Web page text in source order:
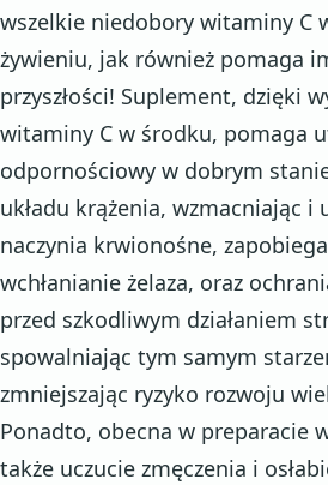
wszelkie niedobory witaminy C
żywieniu, jak również pomaga
przyszłości! Suplement, dzięki
witaminy C w środku, pomaga
odpornościowy w dobrym
układu krążenia, wzmacniając i
naczynia krwionośne,
wchłanianie żelaza, oraz
przed szkodliwym działaniem
spowalniając tym samym
zmniejszając ryzyko rozwoju
Ponadto, obecna w preparacie
także uczucie zmęczenia i